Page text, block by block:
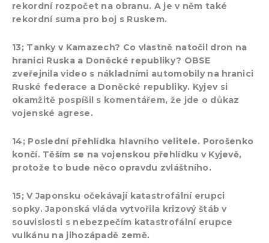
rekordní rozpočet na obranu. A je v něm také
rekordní suma pro boj s Ruskem.
13; Tanky v Kamazech? Co vlastně natočil dron na
hranici Ruska a Doněcké republiky? OBSE
zveřejnila video s nákladními automobily na hranici
Ruské federace a Doněcké republiky. Kyjev si
okamžitě pospíšil s komentářem, že jde o důkaz
vojenské agrese.
14; Poslední přehlídka hlavního velitele. Porošenko
končí. Těším se na vojenskou přehlídku v Kyjevě,
protože to bude něco opravdu zvláštního.
15; V Japonsku očekávají katastrofální erupci
sopky. Japonská vláda vytvořila krizový štáb v
souvislosti s nebezpečím katastrofální erupce
vulkánu na jihozápadě země.